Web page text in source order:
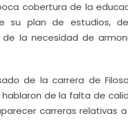
cobertura de la
su plan de estudios,
la necesidad de
de la carrera de
de la falta de
carreras relativas